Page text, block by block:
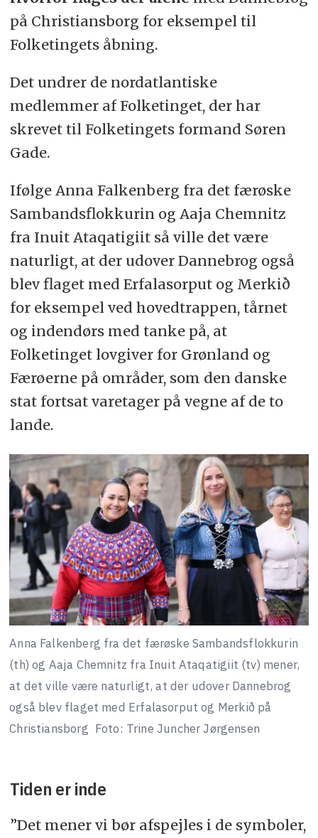
på Christiansborg for eksempel til
Folketingets åbning.
Det undrer de nordatlantiske
medlemmer af Folketinget, der har
skrevet til Folketingets formand Søren
Gade.
Ifølge Anna Falkenberg fra det færøske
Sambandsflokkurin og Aaja Chemnitz
fra Inuit Ataqatigiit så ville det være
naturligt, at der udover Dannebrog også
blev flaget med Erfalasorput og Merkið
for eksempel ved hovedtrappen, tårnet
og indendørs med tanke på, at
Folketinget lovgiver for Grønland og
Færøerne på områder, som den danske
stat fortsat varetager på vegne af de to
lande.
Anna Falkenberg fra det færøske Sambandsflokkurin
(th) og Aaja Chemnitz fra Inuit Ataqatigiit (tv) mener,
at det ville være naturligt, at der udover Dannebrog
også blev flaget med Erfalasorput og Merkið på
Christiansborg Foto: Trine Juncher Jørgensen
Tiden er inde
”Det mener vi bør afspejles i de symboler,